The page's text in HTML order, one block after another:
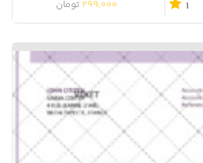
1
299,000 تومان